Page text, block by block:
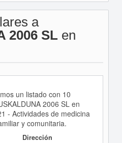
a
2006 SL en
un listado con 10
2006 SL en
- Actividades de medicina
y comunitaria.
Dirección